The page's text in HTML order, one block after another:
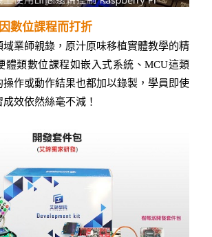
數位課程而打折
域業師親錄，原汁原味移植實體教學的精
體類數位課程如嵌入式系統、MCU這類
操作或動作結果也都加以錄製，學員即使
效依然絲毫不減！